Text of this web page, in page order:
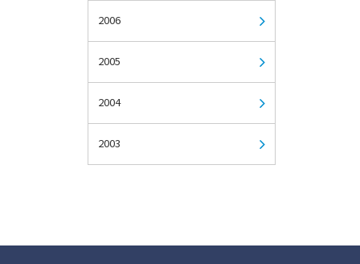
2006
2005
2004
2003